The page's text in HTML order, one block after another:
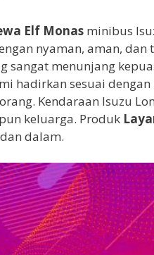
Elf Monas minibus
nyaman, aman,
sangat menunjang
hadirkan sesuai
Kendaraan Isuzu
keluarga. Produk
dalam.